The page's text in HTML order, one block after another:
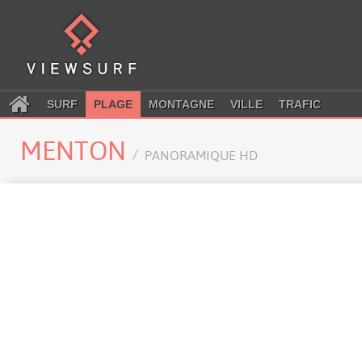
SURF PLAGE MONTAGNE VILLE TRAFIC
MENTON PANORAMIQUE HD